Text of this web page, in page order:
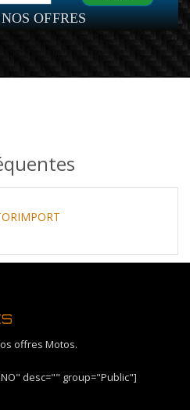
OFFRES
offres Motos.
desc="" group="Public"]